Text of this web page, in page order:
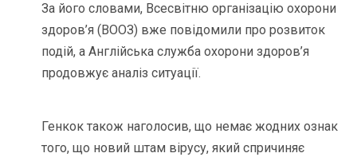
За його словами, Всесвітню організацію охорони
здоров’я (ВООЗ) вже повідомили про розвиток
подій, а Англійська служба охорони здоров’я
продовжує аналіз ситуації.
Генкок також наголосив, що немає жодних ознак
того, що новий штам вірусу, який спричиняє